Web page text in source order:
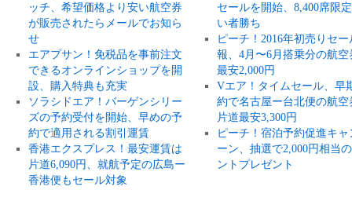
ッチ、希望価格より安い航空券
が販売されたらメールでお知ら
せ
エアプサン！免税品を事前注文
できるオンラインショップを開
設、購入特典も充実
ソラシドエア！バーゲンシリー
ズの予約受付を開始、早めの予
約で適用される割引運賃
香港エクスプレス！最安運賃は
片道6,090円、就航予定の広島ー
香港便もセール対象
セールを開始、8,400席限
い者勝ち
ピーチ！2016年初売りセー
報、4月〜6月搭乗分の航空
最安2,000円
Vエア！タイムセール、早
約で名古屋ー台北便の航空
片道最安3,300円
ピーチ！宿泊予約促進キャ
ーン、抽選で2,000円相当
ントプレゼント